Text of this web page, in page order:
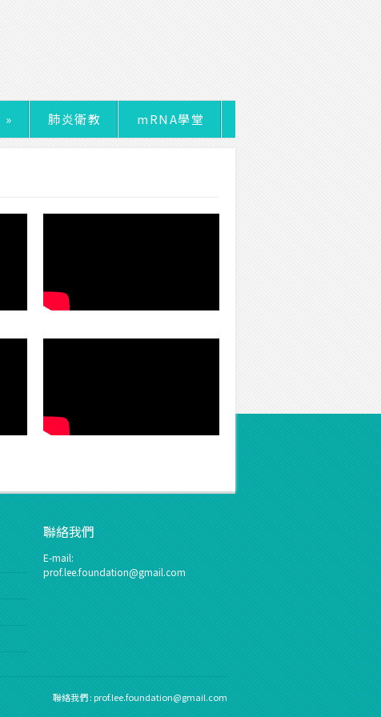
» 肺炎衛教 mRNA學堂
聯絡我們
E-mail:
prof.lee.foundation@gmail.com
聯絡我們 :prof.lee.foundation@gmail.com